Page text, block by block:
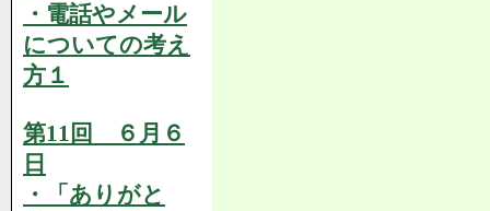
・電話やメール
についての考え
方１
第11回 ６月６
日
・「ありがと